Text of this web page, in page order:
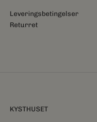
Leveringsbetingelser
Returret
KYSTHUSET